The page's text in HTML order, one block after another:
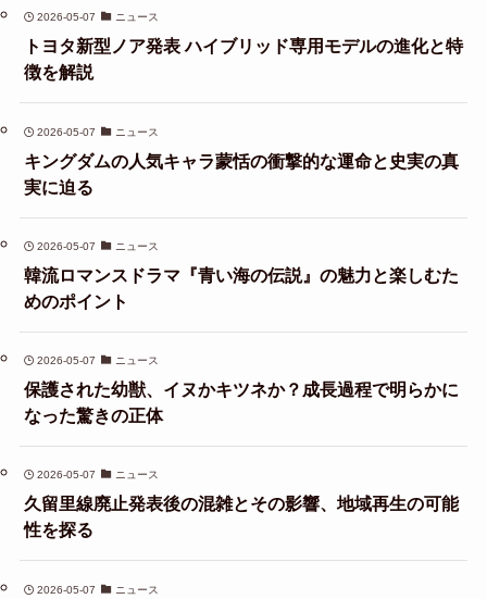
2026-05-07 ニュース
トヨタ新型ノア発表 ハイブリッド専用モデルの進化と特
徴を解説
2026-05-07 ニュース
キングダムの人気キャラ蒙恬の衝撃的な運命と史実の真
実に迫る
2026-05-07 ニュース
韓流ロマンスドラマ『青い海の伝説』の魅力と楽しむた
めのポイント
2026-05-07 ニュース
保護された幼獣、イヌかキツネか？成長過程で明らかに
なった驚きの正体
2026-05-07 ニュース
久留里線廃止発表後の混雑とその影響、地域再生の可能
性を探る
2026-05-07 ニュース